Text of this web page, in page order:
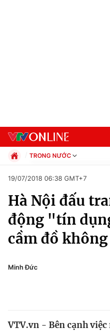
Chuyên mục
Chính trị
TRONG NƯỚC
Xã hội
Pháp luật
Kinh tế
Thể thao
Truyền hình
19/07/2018 06:38 GMT+7
Hà Nội đấu
động "tín
cầm đồ
Minh Đức
VTV.vn - Bên cạnh